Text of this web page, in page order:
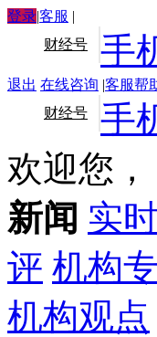
登录|客服 |
手
财经号
退出 在线咨询 |客服帮
手
财经号
欢迎您，
新闻 实
评 机构
机构观点